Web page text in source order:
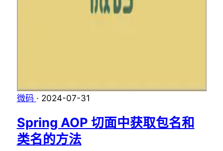
微码 · 2024-07-31
Spring AOP 切面中获取包名和
类名的方法